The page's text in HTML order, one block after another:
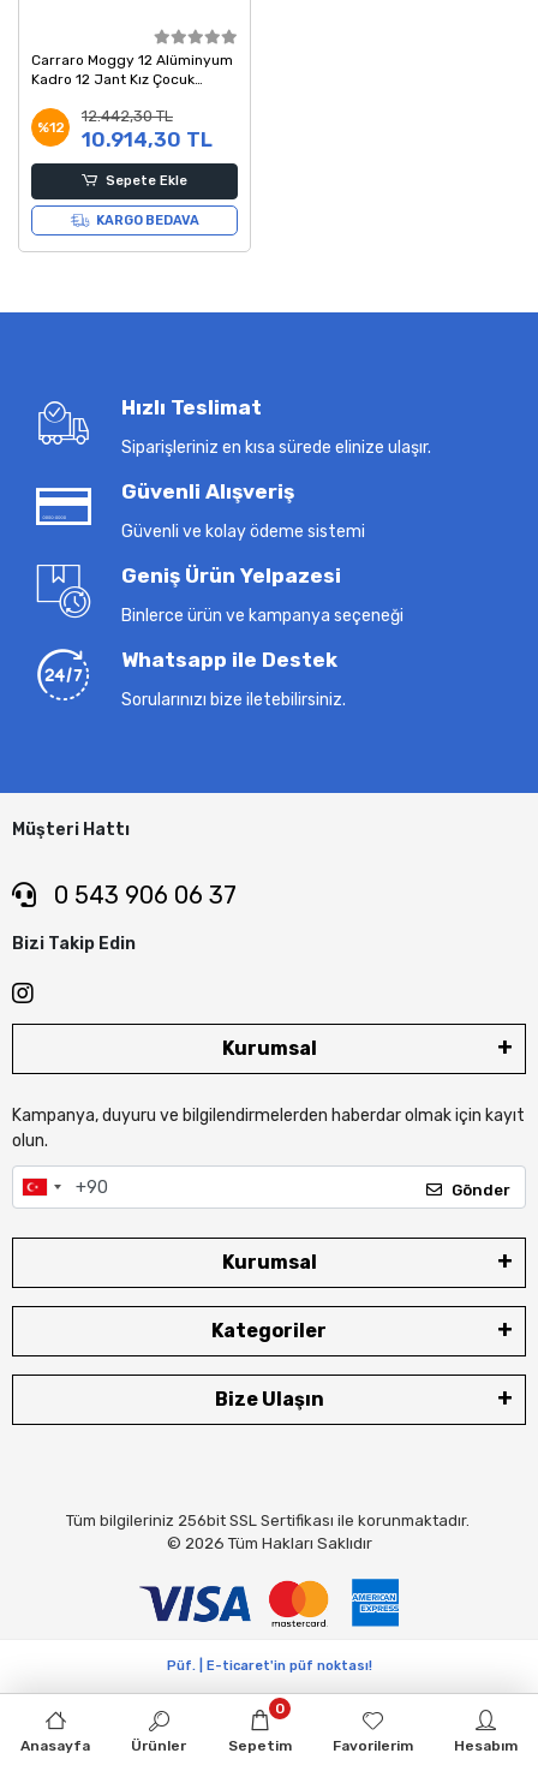
Carraro Moggy 12 Alüminyum
Kadro 12 Jant Kız Çocuk
%12
12.442,30 TL
10.914,30 TL
Sepete Ekle
KARGO BEDAVA
Hızlı Teslimat
Siparişleriniz en kısa sürede elinize ulaşır.
Güvenli Alışveriş
Güvenli ve kolay ödeme sistemi
Geniş Ürün Yelpazesi
Binlerce ürün ve kampanya seçeneği
Whatsapp ile Destek
Sorularınızı bize iletebilirsiniz.
Müşteri Hattı
0 543 906 06 37
Bizi Takip Edin
Kurumsal
Kampanya, duyuru ve bilgilendirmelerden haberdar olmak için kayıt
olun.
Gönder
Kurumsal
Kategoriler
Bize Ulaşın
Tüm bilgileriniz 256bit SSL Sertifikası ile korunmaktadır.
© 2026 Tüm Hakları Saklıdır
Anasayfa Ürünler Sepetim
0
Favorilerim Hesabım
Püf. | E-ticaret'in püf noktası!